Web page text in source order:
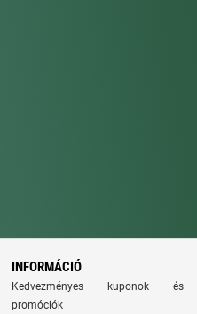
INFORMÁCIÓ
Kedvezményes kuponok és
promóciók